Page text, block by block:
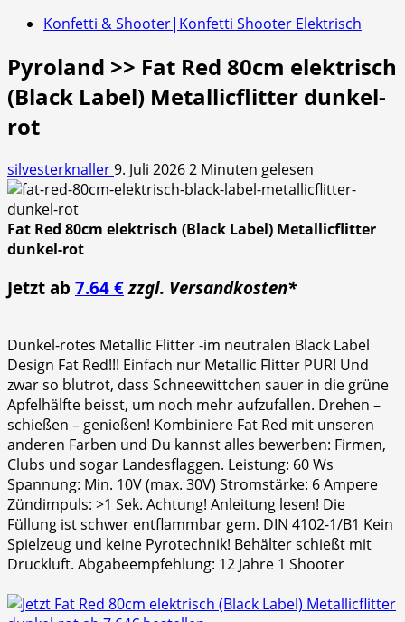
Konfetti & Shooter|Konfetti Shooter Elektrisch
Pyroland >> Fat Red 80cm elektrisch
(Black Label) Metallicflitter dunkel-
rot
silvesterknaller9. Juli 20262 Minuten gelesen
Fat Red 80cm elektrisch (Black Label) Metallicflitter
dunkel-rot
Jetzt ab 7.64 € zzgl. Versandkosten*
Dunkel-rotes Metallic Flitter -im neutralen Black Label
Design Fat Red!!! Einfach nur Metallic Flitter PUR! Und
zwar so blutrot, dass Schneewittchen sauer in die grüne
Apfelhälfte beisst, um noch mehr aufzufallen. Drehen –
schießen – genießen! Kombiniere Fat Red mit unseren
anderen Farben und Du kannst alles bewerben: Firmen,
Clubs und sogar Landesflaggen. Leistung: 60 Ws
Spannung: Min. 10V (max. 30V) Stromstärke: 6 Ampere
Zündimpuls: >1 Sek. Achtung! Anleitung lesen! Die
Füllung ist schwer entflammbar gem. DIN 4102-1/B1 Kein
Spielzeug und keine Pyrotechnik! Behälter schießt mit
Druckluft. Abgabeempfehlung: 12 Jahre 1 Shooter